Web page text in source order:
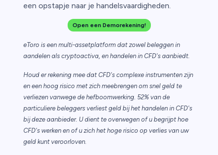
een opstapje naar je handelsvaardigheden.
Open een Demorekening!
eToro is een multi-assetplatform dat zowel beleggen in
aandelen als cryptoactiva, en handelen in CFD's aanbiedt.
Houd er rekening mee dat CFD's complexe instrumenten zijn
en een hoog risico met zich meebrengen om snel geld te
verliezen vanwege de hefboomwerking. 52% van de
particuliere beleggers verliest geld bij het handelen in CFD's
bij deze aanbieder. U dient te overwegen of u begrijpt hoe
CFD's werken en of u zich het hoge risico op verlies van uw
geld kunt veroorloven.